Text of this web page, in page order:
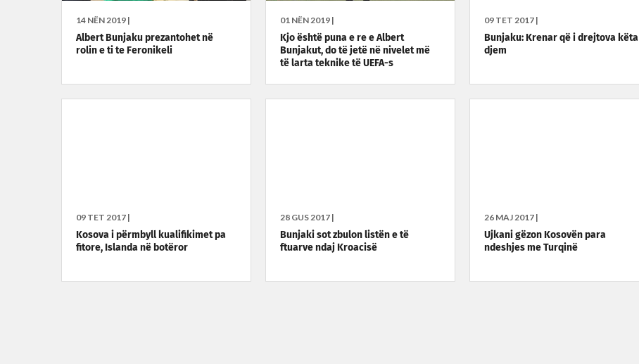
14 NËN 2019 |
Albert Bunjaku prezantohet në
rolin e ti te Feronikeli
01 NËN 2019 |
Kjo është puna e re e Albert
Bunjakut, do të jetë në nivelet më
të larta teknike të UEFA-s
09 TET 2017 |
Bunjaku: Krenar që i drejtova këta
djem
09 TET 2017 |
Kosova i përmbyll kualifikimet pa
fitore, Islanda në botëror
28 GUS 2017 |
Bunjaki sot zbulon listën e të
ftuarve ndaj Kroacisë
26 MAJ 2017 |
Ujkani gëzon Kosovën para
ndeshjes me Turqinë